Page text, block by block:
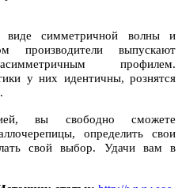
симметричной волны и
производители выпускают
профилем.
у них идентичны, рознятся
вы свободно сможете
определить свои
свой выбор. Удачи вам в